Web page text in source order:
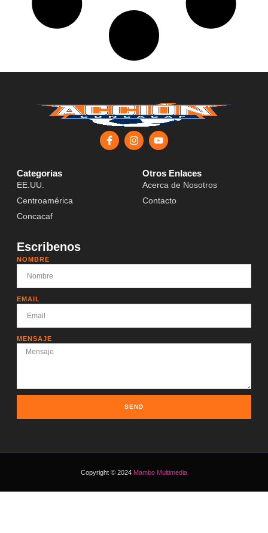
Categorias
EE.UU.
Centroamérica
Concacaf
Otros Enlaces
Acerca de Nosotros
Contacto
Escribenos
NOMBRE
EMAIL
MENSAJE
SEND
Copyright © 2024 Mambo Multimedia